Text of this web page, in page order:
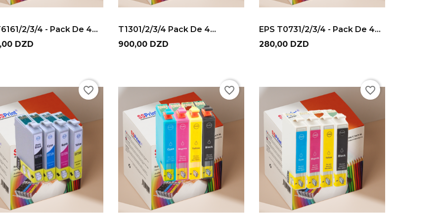
2/3/4 - Pack De 4...
DZD
T1301/2/3/4 Pack De 4...
Prix
900,00 DZD
EPS T0731/2/3/4 - Pack De 4...
Prix
280,00 DZD
favorite_border favorite_border favorite_border